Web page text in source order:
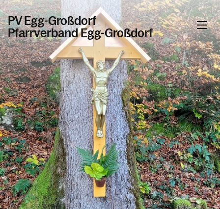
PV Egg-Großdorf
Pfarrverband Egg-Großdorf
Informationen
Kalender
Personen
Kontakt